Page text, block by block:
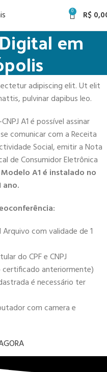
0 R$
em
adipiscing elit. Ut elit
pulvinar dapibus leo.
A1 é possível assinar
comunicar com a Receita
Social, emitir a Nota
de Consumidor Eletrônica
A1 é instalado no
com validade de 1
do CPF e CNPJ
anteriormente)
é necessário ter
com camera e